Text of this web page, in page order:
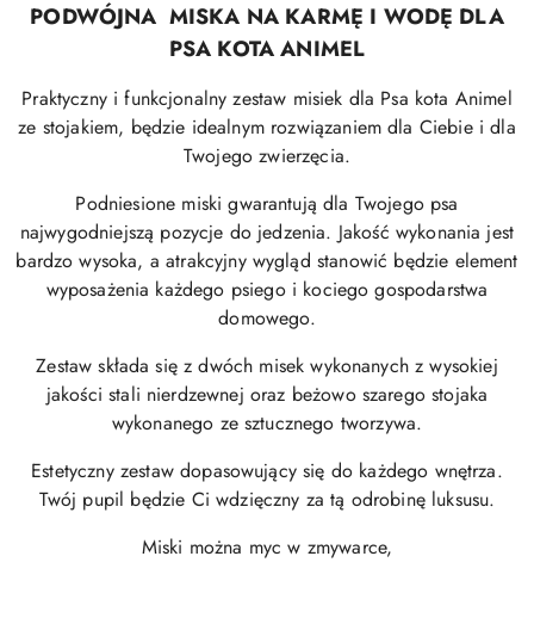
PODWÓJNA MISKA NA KARMĘ I WODĘ DLA
PSA KOTA ANIMEL
Praktyczny i funkcjonalny zestaw misiek dla Psa kota Animel
ze stojakiem, będzie idealnym rozwiązaniem dla Ciebie i dla
Twojego zwierzęcia.
Podniesione miski gwarantują dla Twojego psa
najwygodniejszą pozycje do jedzenia. Jakość wykonania jest
bardzo wysoka, a atrakcyjny wygląd stanowić będzie element
wyposażenia każdego psiego i kociego gospodarstwa
domowego.
Zestaw składa się z dwóch misek wykonanych z wysokiej
jakości stali nierdzewnej oraz beżowo szarego stojaka
wykonanego ze sztucznego tworzywa.
Estetyczny zestaw dopasowujący się do każdego wnętrza.
Twój pupil będzie Ci wdzięczny za tą odrobinę luksusu.
Miski można myc w zmywarce,